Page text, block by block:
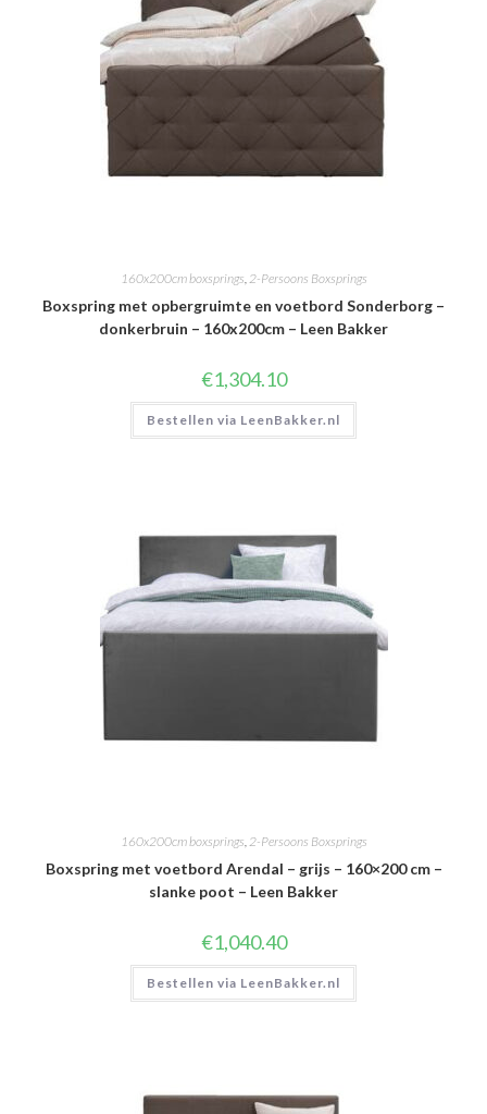
160x200cm boxsprings,2-Persoons Boxsprings
Boxspring met opbergruimte en voetbord Sonderborg –
donkerbruin – 160x200cm – Leen Bakker
€1,304.10
Bestellen via LeenBakker.nl
160x200cm boxsprings 2-Persoons Boxsprings
Boxspring met voetbord Arendal – grijs – 160×200 cm –
slanke poot – Leen Bakker
€1,040.40
Bestellen via LeenBakker.nl